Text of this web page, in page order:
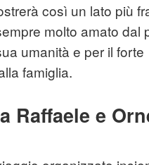
così un lato più
molto amato dal
umanità e per il forte
famiglia.
Raffaele e